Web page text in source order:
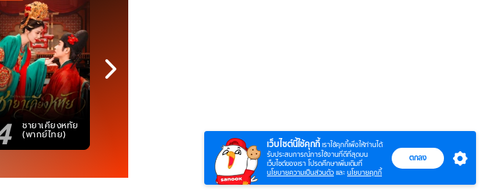
ชายาเคียงหทัย
(พากย์ไทย) 5 6 ภูตถังซาน
(พากย์ไทย) 7 ภูตถังซาน 2
(พากย์ไทย) 8 พบเ
เว็บไซต์นี้ใช้คุกกี้ เราใช้คุกกี้เพื่อให้ท่านได้
รับประสบการณ์การใช้งานที่ดีที่สุดบน
เว็บไซต์ของเรา โปรดศึกษาเพิ่มเติมที่
นโยบายความเป็นส่วนตัว และ นโยบายคุกกี้
ตกลง